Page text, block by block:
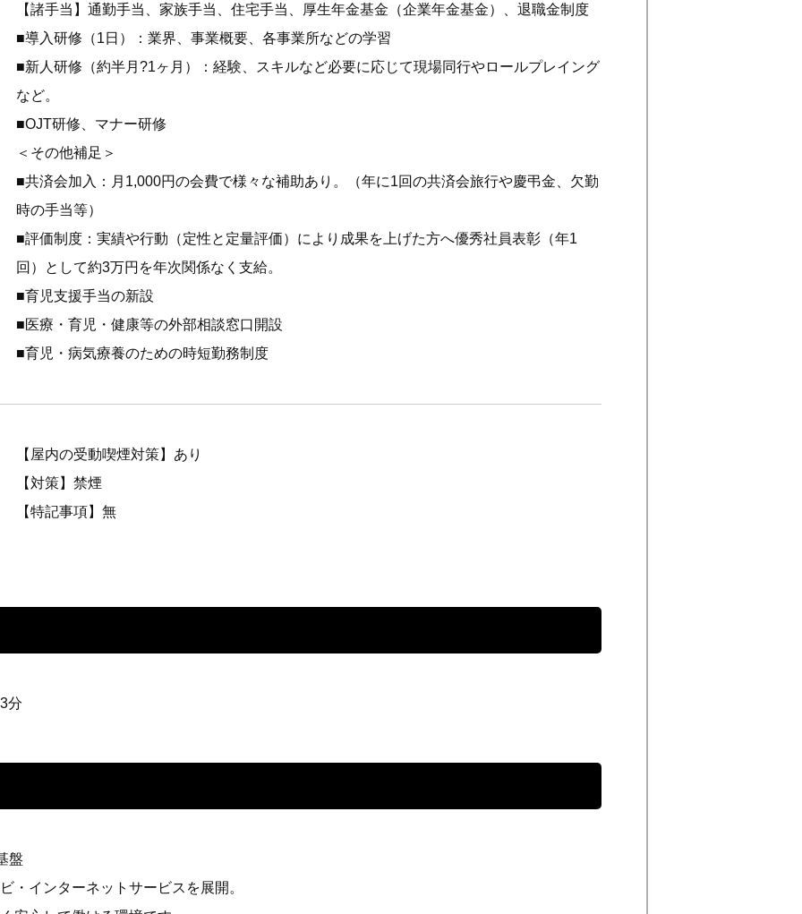
【諸手当】通勤手当、家族手当、住宅手当、厚生年金基金（企業年金基金）、退職金制度
■導入研修（1日）：業界、事業概要、各事業所などの学習
■新人研修（約半月?1ヶ月）：経験、スキルなど必要に応じて現場同行やロールプレイング
など。
■OJT研修、マナー研修
＜その他補足＞
■共済会加入：月1,000円の会費で様々な補助あり。（年に1回の共済会旅行や慶弔金、欠勤
時の手当等）
■評価制度：実績や行動（定性と定量評価）により成果を上げた方へ優秀社員表彰（年1
回）として約3万円を年次関係なく支給。
■育児支援手当の新設
■医療・育児・健康等の外部相談窓口開設
■育児・病気療養のための時短勤務制度
【屋内の受動喫煙対策】あり
【対策】禁煙
【特記事項】無
分
盤
インターネットサービスを展開。